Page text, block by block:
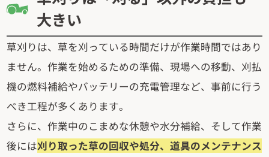
大きい
草刈りは、草を刈っている時間だけが作業時間ではあり
ません。作業を始めるための準備、現場への移動、刈払
機の燃料補給やバッテリーの充電管理など、事前に行う
べき工程が多くあります。
さらに、作業中のこまめな休憩や水分補給、そして作業
後には刈り取った草の回収や処分、道具のメンテナンス